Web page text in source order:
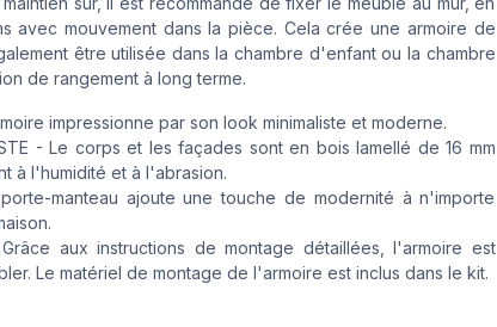
avec mouvement dans la pièce. Cela crée une armoire de
être utilisée dans la chambre d'enfant ou la chambre
de rangement à long terme.
impressionne par son look minimaliste et moderne.
- Le corps et les façades sont en bois lamellé de 16 mm
à l'humidité et à l'abrasion.
porte-manteau ajoute une touche de modernité à n'importe
- Grâce aux instructions de montage détaillées, l'armoire est
Le matériel de montage de l'armoire est inclus dans le kit.